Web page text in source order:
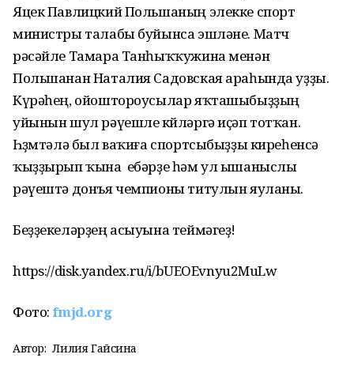
Яцек Павлицкий Польшаның элекке спорт
министры талабы буйынса эшләне. Матч
рәсәйле Тамара Танһыҡҡужина менән
Польшанан Наталия Садовская араһында уҙҙы.
Күрәһең, ойоштороусылар яҡташыбыҙҙың
уйынын шул рәүешле көйләргә иҫәп тотҡан.
Һөҙөмтәлә был ваҡиға спортсыбыҙҙы киреһенсә
ҡыҙҙырып ҡына ебәрҙе һәм ул ышаныслы
рәүештә донъя чемпионы титулын яуланы.
Беҙҙекеләрҙең асыуына теймәгеҙ!
https://disk.yandex.ru/i/bUEOEvnyu2MuLw
Фото: fmjd.org
Автор: Лилия Гайсина